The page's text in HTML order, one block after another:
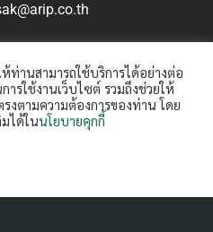
ท่านสามารถใช้บริการได้อย่างต่อ
ารใช้งานเว็บไซต์ รวมถึงช่วยให้
งตามความต้องการของท่าน โดย
ได้ในนโยบายคุกกี้